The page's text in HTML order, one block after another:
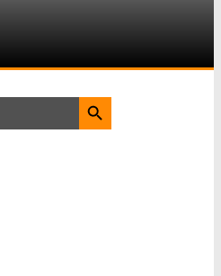
Search Button